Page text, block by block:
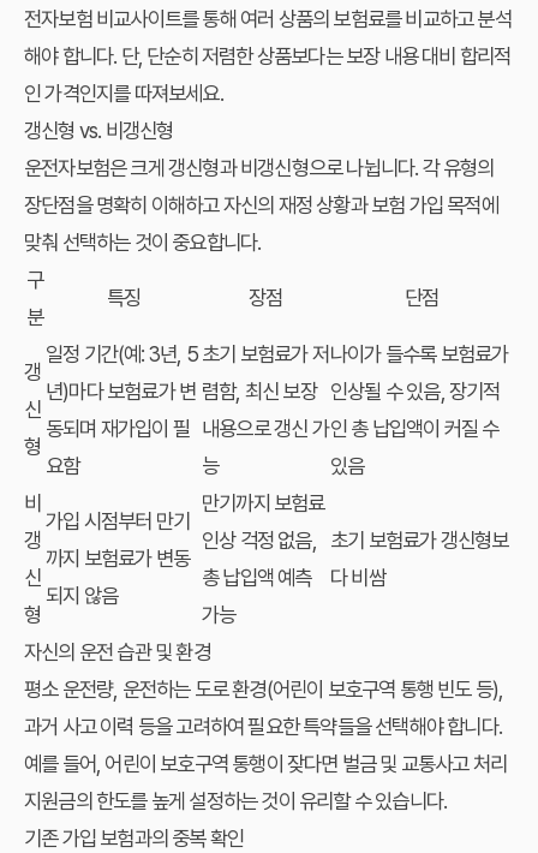
전자보험 비교사이트를 통해 여러 상품의 보험료를 비교하고 분석
해야 합니다. 단, 단순히 저렴한 상품보다는 보장 내용 대비 합리적
인 가격인지를 따져보세요.
갱신형 vs. 비갱신형
운전자보험은 크게 갱신형과 비갱신형으로 나뉩니다. 각 유형의
장단점을 명확히 이해하고 자신의 재정 상황과 보험 가입 목적에
맞춰 선택하는 것이 중요합니다.
구
분
특징 장점 단점
갱
신
형
일정 기간(예: 3년, 5
년)마다 보험료가 변
동되며 재가입이 필
요함
초기 보험료가 저
렴함, 최신 보장
내용으로 갱신 가
능
나이가 들수록 보험료가
인상될 수 있음, 장기적
인 총 납입액이 커질 수
있음
비
갱
신
형
가입 시점부터 만기
까지 보험료가 변동
되지 않음
만기까지 보험료
인상 걱정 없음,
총 납입액 예측
가능
초기 보험료가 갱신형보
다 비쌈
자신의 운전 습관 및 환경
평소 운전량, 운전하는 도로 환경(어린이 보호구역 통행 빈도 등),
과거 사고 이력 등을 고려하여 필요한 특약들을 선택해야 합니다.
예를 들어, 어린이 보호구역 통행이 잦다면 벌금 및 교통사고 처리
지원금의 한도를 높게 설정하는 것이 유리할 수 있습니다.
기존 가입 보험과의 중복 확인